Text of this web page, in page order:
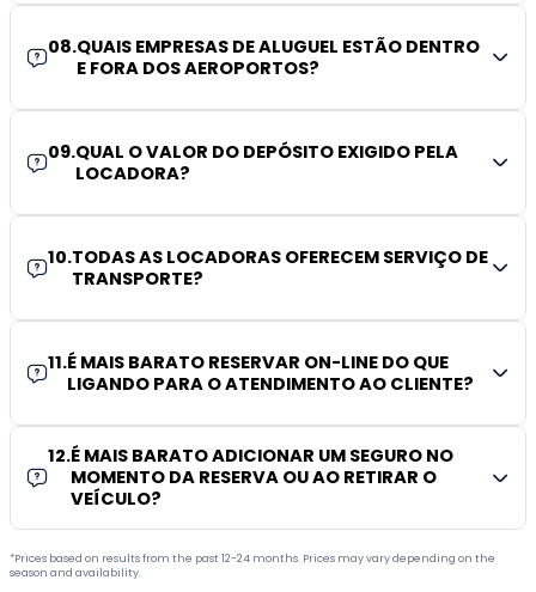
08.QUAIS EMPRESAS DE ALUGUEL ESTÃO DENTRO
E FORA DOS AEROPORTOS?
09.QUAL O VALOR DO DEPÓSITO EXIGIDO PELA
LOCADORA?
10.TODAS AS LOCADORAS OFERECEM SERVIÇO DE
TRANSPORTE?
11.É MAIS BARATO RESERVAR ON-LINE DO QUE
LIGANDO PARA O ATENDIMENTO AO CLIENTE?
12.É MAIS BARATO ADICIONAR UM SEGURO NO
MOMENTO DA RESERVA OU AO RETIRAR O
VEÍCULO?
*Prices based on results from the past 12-24 months. Prices may vary depending on the
season and availability.